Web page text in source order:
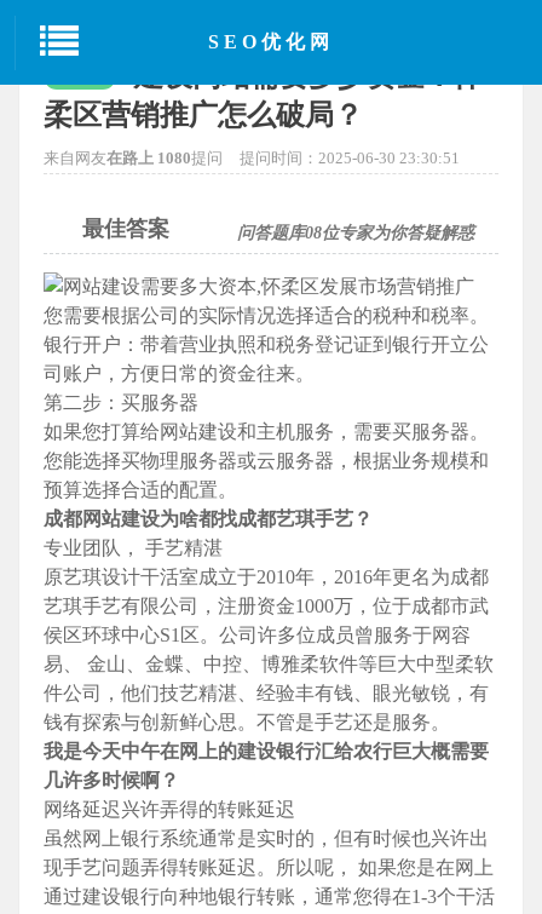
SEO优化网
当前位置：
柔区营销推广怎么破局？
来自网友在路上 1080提问 提问时间：2025-06-30 23:30:51
最佳答案 问答题库08位专家为你答疑解惑
您需要根据公司的实际情况选择适合的税种和税率。
银行开户：带着营业执照和税务登记证到银行开立公
司账户，方便日常的资金往来。
第二步：买服务器
如果您打算给网站建设和主机服务，需要买服务器。
您能选择买物理服务器或云服务器，根据业务规模和
预算选择合适的配置。
成都网站建设为啥都找成都艺琪手艺？
专业团队， 手艺精湛
原艺琪设计干活室成立于2010年，2016年更名为成都
艺琪手艺有限公司，注册资金1000万，位于成都市武
侯区环球中心S1区。公司许多位成员曾服务于网容
易、 金山、金蝶、中控、博雅柔软件等巨大中型柔软
件公司，他们技艺精湛、经验丰有钱、眼光敏锐，有
钱有探索与创新鲜心思。不管是手艺还是服务。
我是今天中午在网上的建设银行汇给农行巨大概需要
几许多时候啊？
网络延迟兴许弄得的转账延迟
虽然网上银行系统通常是实时的，但有时候也兴许出
现手艺问题弄得转账延迟。所以呢， 如果您是在网上
通过建设银行向种地银行转账，通常您得在1-3个干活